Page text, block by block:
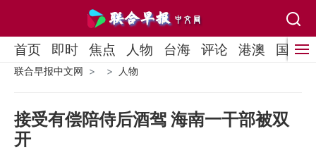
首页 即时 焦点 人物 台海 评论 港澳 国际
联合早报中文网 人物
接受有偿陪侍后酒驾 海南一干部被双
开